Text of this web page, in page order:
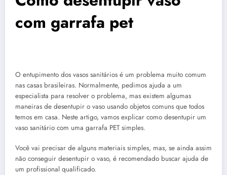
com garrafa pet
O entupimento dos vasos sanitários é um problema muito comum
nas casas brasileiras. Normalmente, pedimos ajuda a um
especialista para resolver o problema, mas existem algumas
maneiras de desentupir o vaso usando objetos comuns que todos
temos em casa. Neste artigo, vamos explicar como desentupir um
vaso sanitário com uma garrafa PET simples.
Você vai precisar de alguns materiais simples, mas, se ainda assim
não conseguir desentupir o vaso, é recomendado buscar ajuda de
um profissional qualificado.